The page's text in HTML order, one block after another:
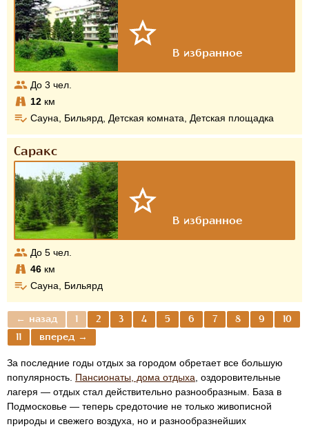
До 3 чел.
12 км
Сауна, Бильярд, Детская комната, Детская площадка
Саракс
До 5 чел.
46 км
Сауна, Бильярд
← назад 1 2 3 4 5 6 7 8 9
10
11
вперед →
За последние годы отдых за городом обретает все большую
популярность. Пансионаты, дома отдыха, оздоровительные
лагеря — отдых стал действительно разнообразным. База в
Подмосковье — теперь средоточие не только живописной
природы и свежего воздуха, но и разнообразнейших